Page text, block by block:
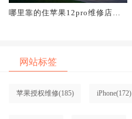
哪里靠的住苹果12pro维修店台
网站标签
苹果授权维修(185) iPhone(172)